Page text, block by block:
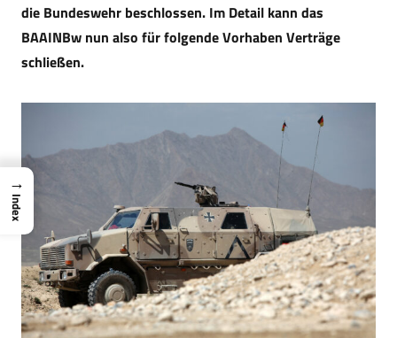
die Bundeswehr beschlossen. Im Detail kann das
BAAINBw nun also für folgende Vorhaben Verträge
schließen.
→
Index